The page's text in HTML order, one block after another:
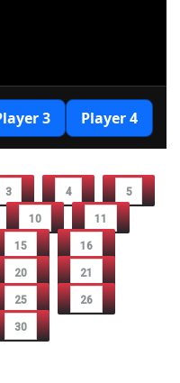
3 4 5
10 11
15 16
20 21
25 26
30